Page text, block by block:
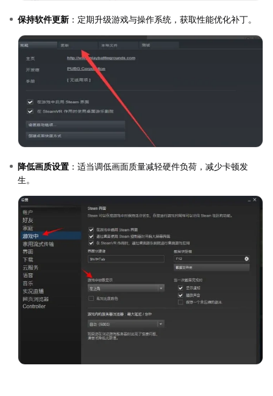
保持软件更新 ：定期升级游戏与操作系统，获取性能优化补丁。
降低画质设置 ：适当调低画面质量减轻硬件负荷，减少卡顿发
生。